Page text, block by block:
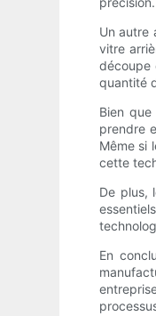
Un autre
vitre
découpe
quantité
Bien
prendre
Même si
cette
De plus,
En